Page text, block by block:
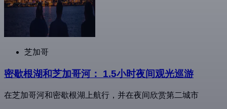
芝加哥
密歇根湖和芝加哥河： 1.5小时夜间观光巡游
在芝加哥河和密歇根湖上航行，并在夜间欣赏第二城市